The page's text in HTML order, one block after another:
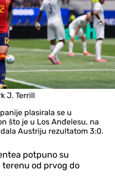
J. Terrill
plasirala se u
što je u Los Anđelesu, na
Austriju rezultatom 3:0.
potpuno su
terenu od prvog do